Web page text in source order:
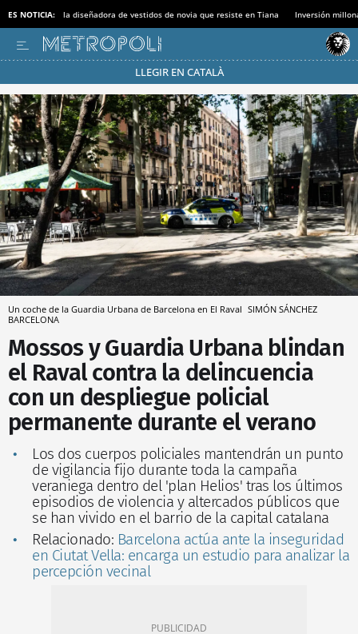
ES NOTICIA: la diseñadora de vestidos de novia que resiste en Tiana Inversión
LLEGIR EN CATALÀ
Pásate al MODO AHORRO
Un coche de la Guardia Urbana de Barcelona en El Raval SIMÓN SÁNCHEZ
BARCELONA
Mossos y Guardia Urbana blindan
el Raval contra la delincuencia
con un despliegue policial
permanente durante el verano
Los dos cuerpos policiales mantendrán un punto
de vigilancia fijo durante toda la campaña
veraniega dentro del 'plan Helios' tras los últimos
episodios de violencia y altercados públicos que
se han vivido en el barrio de la capital catalana
Relacionado: Barcelona actúa ante la inseguridad
en Ciutat Vella: encarga un estudio para analizar la
percepción vecinal